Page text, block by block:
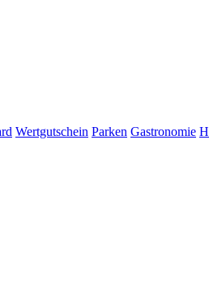
Wertgutschein Parken Gastronomie